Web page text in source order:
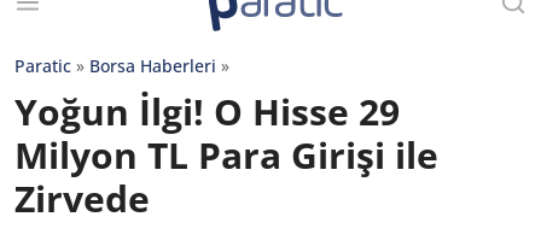
Paratic » Borsa Haberleri »
Yoğun İlgi! O Hisse 29
Milyon TL Para Girişi ile
Zirvede